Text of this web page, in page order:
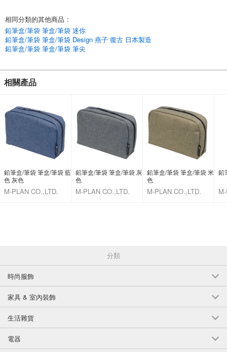
English
相同分類的其他商品 :
鉛筆盒/筆袋 筆盒/筆袋 迷你
鉛筆盒/筆袋 筆盒/筆袋 Design 燕子 復古 日本製造
鉛筆盒/筆袋 筆盒/筆袋 筆尖
相關產品
鉛筆盒/筆袋 筆盒/筆袋 藍
色 灰色
M-PLAN CO.,LTD.
鉛筆盒/筆袋 筆盒/筆袋 灰
色
M-PLAN CO.,LTD.
鉛筆盒/筆袋 筆盒/筆袋 米
色
M-PLAN CO.,LTD.
鉛
分類
時尚服飾
家具 & 室內裝飾
生活雜貨
電器